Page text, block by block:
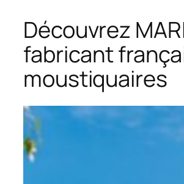
Découvrez
fabricant
moustiquaires